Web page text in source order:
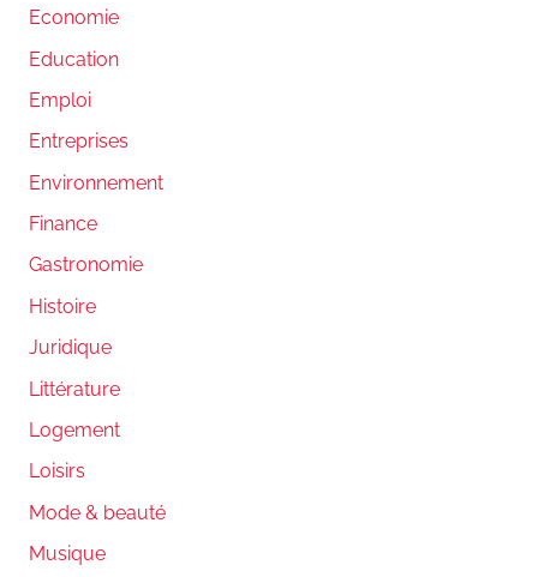
Economie
Education
Emploi
Entreprises
Environnement
Finance
Gastronomie
Histoire
Juridique
Littérature
Logement
Loisirs
Mode & beauté
Musique